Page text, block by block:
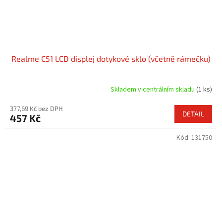
Realme C51 LCD displej dotykové sklo (včetně rámečku)
Skladem v centrálním skladu (1 ks)
377,69 Kč bez DPH
457 Kč DETAIL
Kód: 131750